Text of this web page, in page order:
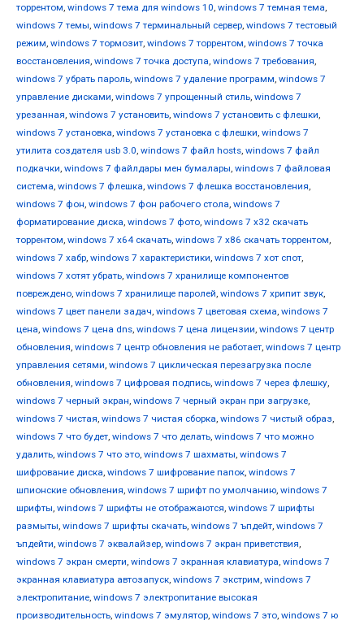
торрентом, windows 7 тема для windows 10, windows 7 темная тема,
windows 7 темы, windows 7 терминальный сервер, windows 7 тестовый
режим, windows 7 тормозит, windows 7 торрентом, windows 7 точка
восстановления, windows 7 точка доступа, windows 7 требования,
windows 7 убрать пароль, windows 7 удаление программ, windows 7
управление дисками, windows 7 упрощенный стиль, windows 7
урезанная, windows 7 установить, windows 7 установить с флешки,
windows 7 установка, windows 7 установка с флешки, windows 7
утилита создателя usb 3.0, windows 7 файл hosts, windows 7 файл
подкачки, windows 7 файлдары мен бумалары, windows 7 файловая
система, windows 7 флешка, windows 7 флешка восстановления,
windows 7 фон, windows 7 фон рабочего стола, windows 7
форматирование диска, windows 7 фото, windows 7 х32 скачать
торрентом, windows 7 х64 скачать, windows 7 х86 скачать торрентом,
windows 7 хабр, windows 7 характеристики, windows 7 хот спот,
windows 7 хотят убрать, windows 7 хранилище компонентов
повреждено, windows 7 хранилище паролей, windows 7 хрипит звук,
windows 7 цвет панели задач, windows 7 цветовая схема, windows 7
цена, windows 7 цена dns, windows 7 цена лицензии, windows 7 центр
обновления, windows 7 центр обновления не работает, windows 7 центр
управления сетями, windows 7 циклическая перезагрузка после
обновления, windows 7 цифровая подпись, windows 7 через флешку,
windows 7 черный экран, windows 7 черный экран при загрузке,
windows 7 чистая, windows 7 чистая сборка, windows 7 чистый образ,
windows 7 что будет, windows 7 что делать, windows 7 что можно
удалить, windows 7 что это, windows 7 шахматы, windows 7
шифрование диска, windows 7 шифрование папок, windows 7
шпионские обновления, windows 7 шрифт по умолчанию, windows 7
шрифты, windows 7 шрифты не отображаются, windows 7 шрифты
размыты, windows 7 шрифты скачать, windows 7 ъпдейт, windows 7
ъпдейти, windows 7 эквалайзер, windows 7 экран приветствия,
windows 7 экран смерти, windows 7 экранная клавиатура, windows 7
экранная клавиатура автозапуск, windows 7 экстрим, windows 7
электропитание, windows 7 электропитание высокая
производительность, windows 7 эмулятор, windows 7 это, windows 7 ю